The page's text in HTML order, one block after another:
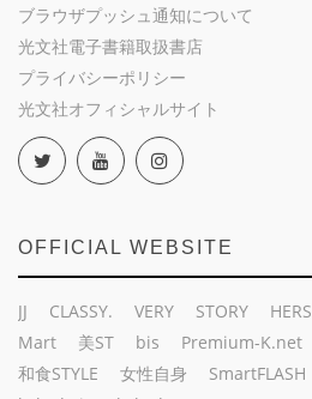
ブラウザプッシュ通知について
光文社電子書籍取扱書店
プライバシーポリシー
光文社オフィシャルサイト
OFFICIAL WEBSITE
JJ CLASSY. VERY STORY
HERS
Mart
美ST bis
Premium-K.net
和食STYLE
女性自身 SmartFLASH